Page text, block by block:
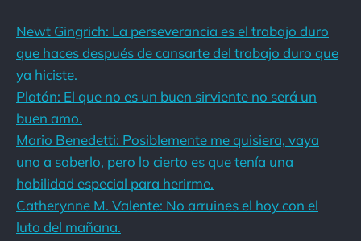
Newt Gingrich: La perseverancia es el trabajo duro
que haces después de cansarte del trabajo duro que
ya hiciste.
Platón: El que no es un buen sirviente no será un
buen amo.
Mario Benedetti: Posiblemente me quisiera, vaya
uno a saberlo, pero lo cierto es que tenía una
habilidad especial para herirme.
Catherynne M. Valente: No arruines el hoy con el
luto del mañana.